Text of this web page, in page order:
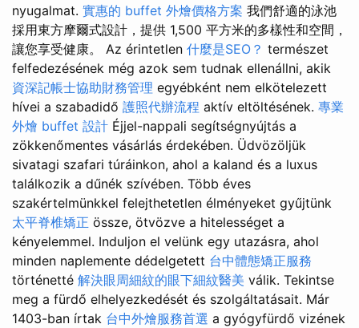
nyugalmat. 實惠的 buffet 外燴價格方案 我們舒適的泳池
採用東方摩爾式設計，提供 1,500 平方米的多樣性和空間，
讓您享受健康。 Az érintetlen 什麼是SEO？ természet
felfedezésének még azok sem tudnak ellenállni, akik
資深記帳士協助財務管理 egyébként nem elkötelezett
hívei a szabadidő 護照代辦流程 aktív eltöltésének. 專業
外燴 buffet 設計 Éjjel-nappali segítségnyújtás a
zökkenőmentes vásárlás érdekében. Üdvözöljük
sivatagi szafari túráinkon, ahol a kaland és a luxus
találkozik a dűnék szívében. Több éves
szakértelmünkkel felejthetetlen élményeket gyűjtünk
太平脊椎矯正 össze, ötvözve a hitelességet a
kényelemmel. Induljon el velünk egy utazásra, ahol
minden naplemente dédelgetett 台中體態矯正服務
történetté 解決眼周細紋的眼下細紋醫美 válik. Tekintse
meg a fürdő elhelyezkedését és szolgáltatásait. Már
1403-ban írtak 台中外燴服務首選 a gyógyfürdő vizének